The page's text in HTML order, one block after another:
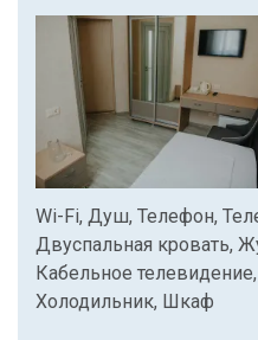
Wi-Fi, Душ, Телефон,
Двуспальная кровать,
Кабельное
Холодильник, Шкаф